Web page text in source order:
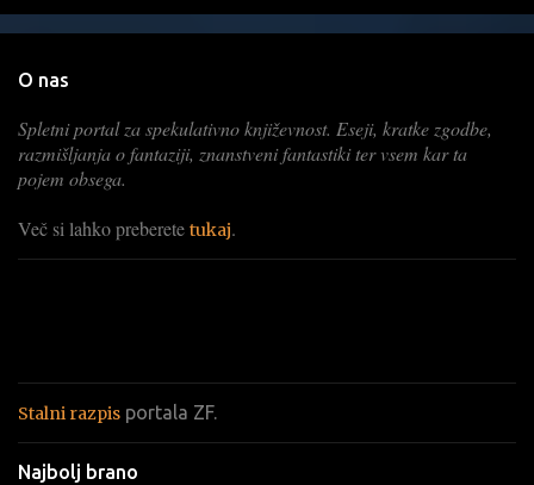
k
o
e
t
a
r
O nas
Spletni portal za spekulativno književnost. Eseji, kratke zgodbe,
razmišljanja o fantaziji, znanstveni fantastiki ter vsem kar ta
pojem obsega.
Več si lahko preberete tukaj.
Stalni razpis portala ZF.
Najbolj brano